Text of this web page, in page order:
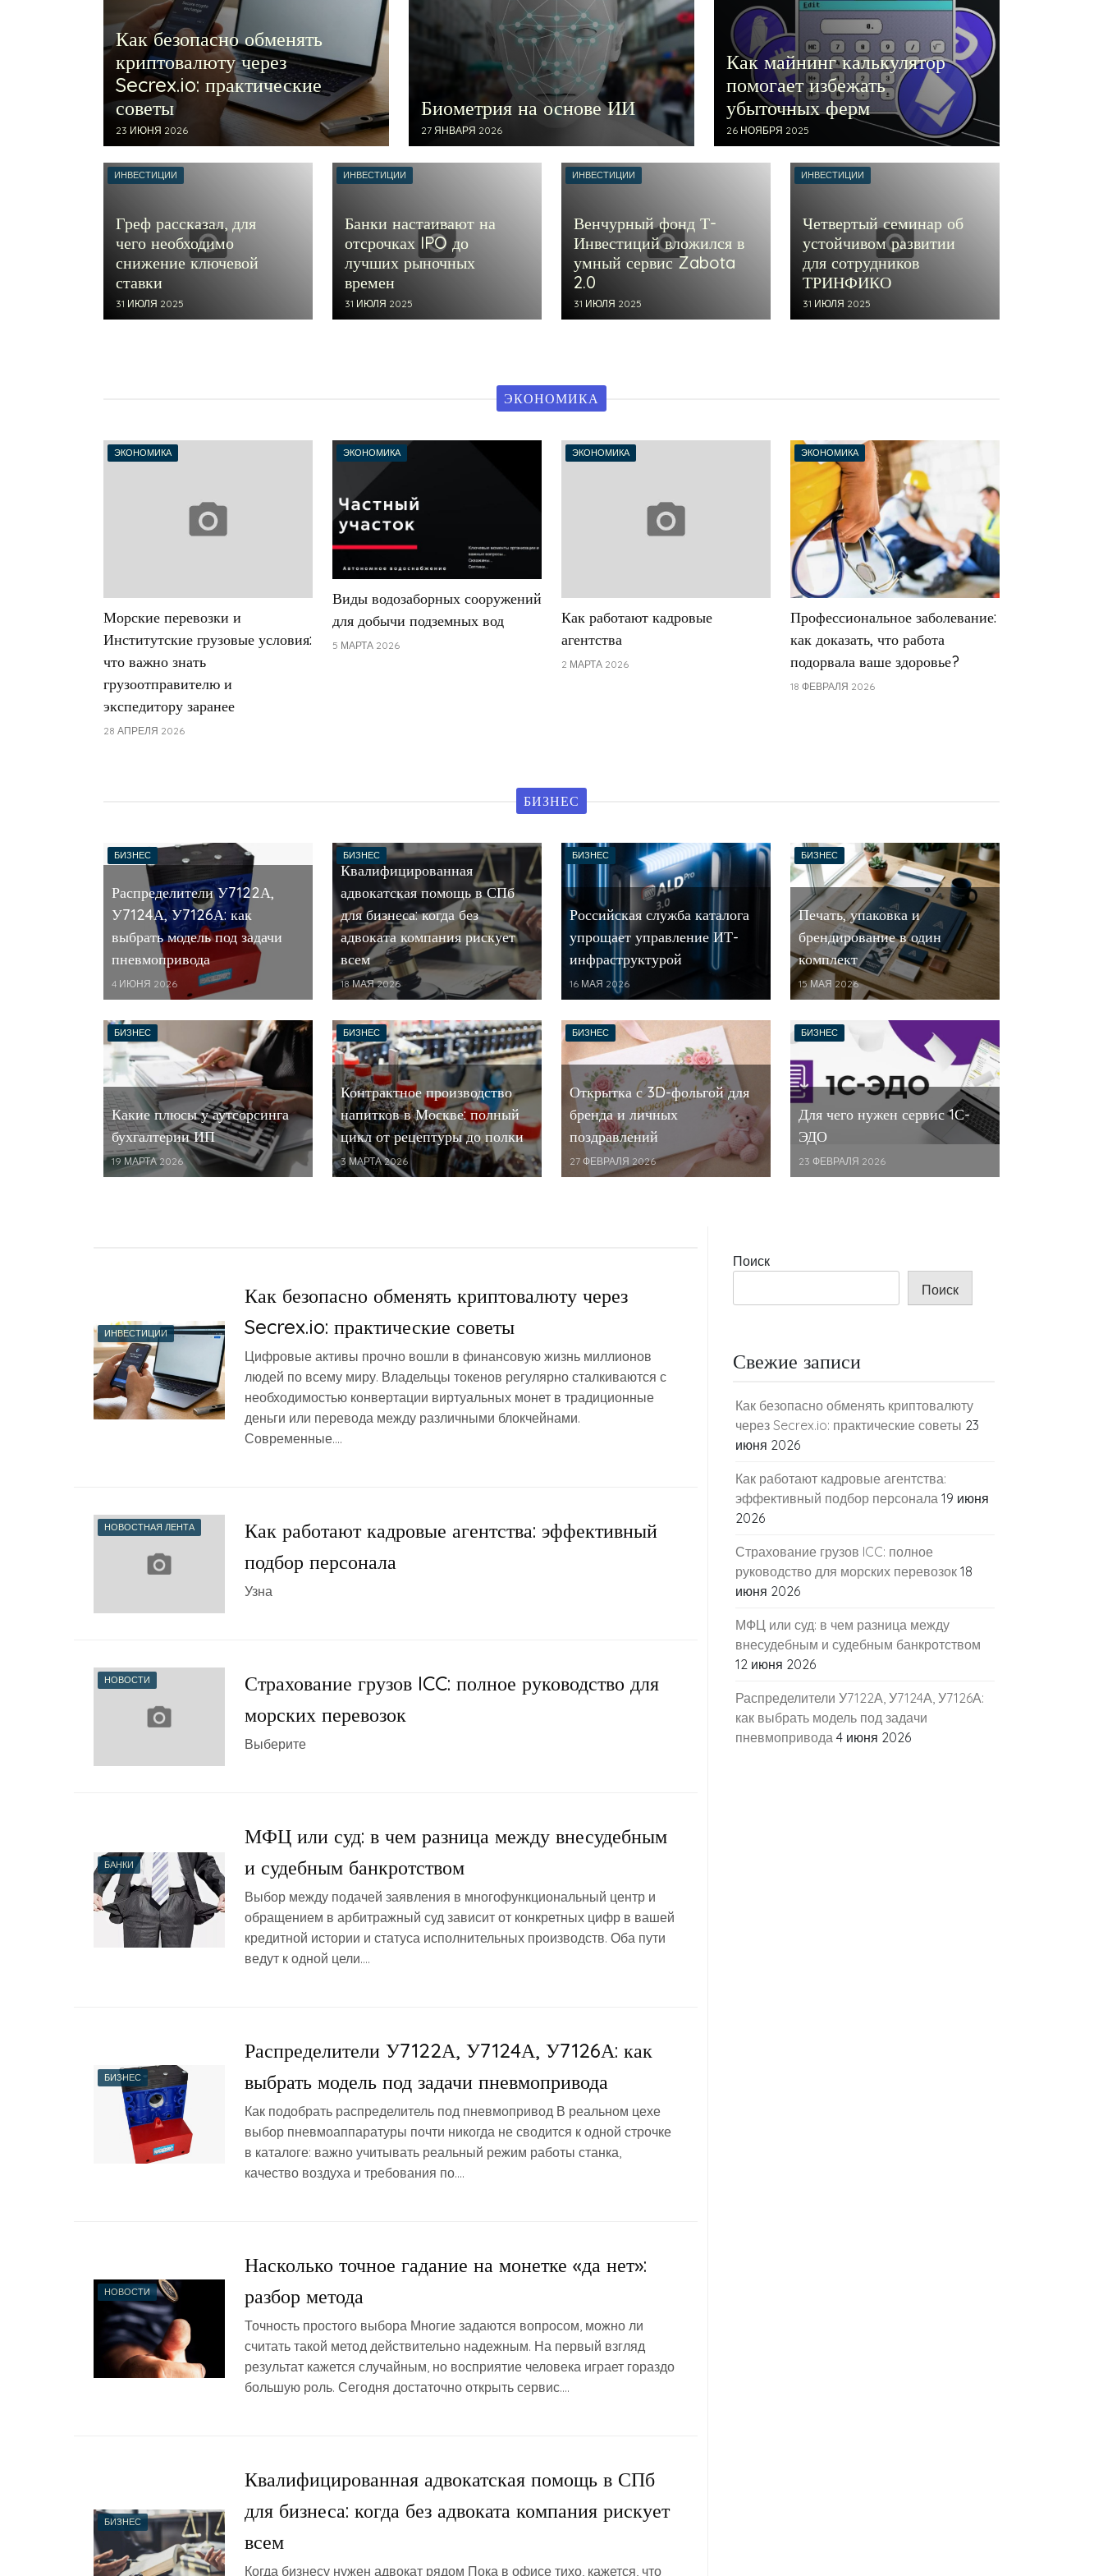
Как безопасно обменять
криптовалюту через
Secrex.io: практические
советы
23 ИЮНЯ 2026
Биометрия на основе ИИ
27 ЯНВАРЯ 2026
Как майнинг калькулятор
помогает избежать
убыточных ферм
26 НОЯБРЯ 2025
ИНВЕСТИЦИИ
Греф рассказал, для
чего необходимо
снижение ключевой
ставки
31 ИЮЛЯ 2025
ИНВЕСТИЦИИ
Банки настаивают на
отсрочках IPO до
лучших рыночных
времен
31 ИЮЛЯ 2025
ИНВЕСТИЦИИ
Венчурный фонд Т-
Инвестиций вложился в
умный сервис Zabota
2.0
31 ИЮЛЯ 2025
ИНВЕСТИЦИИ
Четвертый семинар об
устойчивом развитии
для сотрудников
ТРИНФИКО
31 ИЮЛЯ 2025
ЭКОНОМИКА
ЭКОНОМИКА
Морские перевозки и
Институтские грузовые условия:
что важно знать
грузоотправителю и
экспедитору заранее
28 АПРЕЛЯ 2026
ЭКОНОМИКА
Виды водозаборных сооружений
для добычи подземных вод
5 МАРТА 2026
ЭКОНОМИКА
Как работают кадровые
агентства
2 МАРТА 2026
ЭКОНОМИКА
Профессиональное заболевание:
как доказать, что работа
подорвала ваше здоровье?
18 ФЕВРАЛЯ 2026
БИЗНЕС
БИЗНЕС
Распределители У7122А,
У7124А, У7126А: как
выбрать модель под задачи
пневмопривода
4 ИЮНЯ 2026
БИЗНЕС
Квалифицированная
адвокатская помощь в СПб
для бизнеса: когда без
адвоката компания рискует
всем
18 МАЯ 2026
БИЗНЕС
Российская служба каталога
упрощает управление ИТ-
инфраструктурой
16 МАЯ 2026
БИЗНЕС
Печать, упаковка и
брендирование в один
комплект
15 МАЯ 2026
БИЗНЕС
Какие плюсы у аутсорсинга
бухгалтерии ИП
19 МАРТА 2026
БИЗНЕС
Контрактное производство
напитков в Москве: полный
цикл от рецептуры до полки
3 МАРТА 2026
БИЗНЕС
Открытка с 3D-фольгой для
бренда и личных
поздравлений
27 ФЕВРАЛЯ 2026
БИЗНЕС
Для чего нужен сервис 1С-
ЭДО
23 ФЕВРАЛЯ 2026
ИНВЕСТИЦИИ
Как безопасно обменять криптовалюту через
Secrex.io: практические советы
Цифровые активы прочно вошли в финансовую жизнь миллионов
людей по всему миру. Владельцы токенов регулярно сталкиваются с
необходимостью конвертации виртуальных монет в традиционные
деньги или перевода между различными блокчейнами.
Современные….
НОВОСТНАЯ ЛЕНТА
Как работают кадровые агентства: эффективный
подбор персонала
Узна
НОВОСТИ
Страхование грузов ICC: полное руководство для
морских перевозок
Выберите
БАНКИ
МФЦ или суд: в чем разница между внесудебным
и судебным банкротством
Выбор между подачей заявления в многофункциональный центр и
обращением в арбитражный суд зависит от конкретных цифр в вашей
кредитной истории и статуса исполнительных производств. Оба пути
ведут к одной цели….
БИЗНЕС
Распределители У7122А, У7124А, У7126А: как
выбрать модель под задачи пневмопривода
Как подобрать распределитель под пневмопривод В реальном цехе
выбор пневмоаппаратуры почти никогда не сводится к одной строчке
в каталоге: важно учитывать реальный режим работы станка,
качество воздуха и требования по….
НОВОСТИ
Насколько точное гадание на монетке «да нет»:
разбор метода
Точность простого выбора Многие задаются вопросом, можно ли
считать такой метод действительно надежным. На первый взгляд
результат кажется случайным, но восприятие человека играет гораздо
большую роль. Сегодня достаточно открыть сервис….
БИЗНЕС
Квалифицированная адвокатская помощь в СПб
для бизнеса: когда без адвоката компания рискует
всем
Когда бизнесу нужен адвокат рядом Пока в офисе тихо, кажется, что
Поиск
Поиск
Свежие записи
Как безопасно обменять криптовалюту
через Secrex.io: практические советы 23
июня 2026
Как работают кадровые агентства:
эффективный подбор персонала 19 июня
2026
Страхование грузов ICC: полное
руководство для морских перевозок 18
июня 2026
МФЦ или суд: в чем разница между
внесудебным и судебным банкротством
12 июня 2026
Распределители У7122А, У7124А, У7126А:
как выбрать модель под задачи
пневмопривода 4 июня 2026